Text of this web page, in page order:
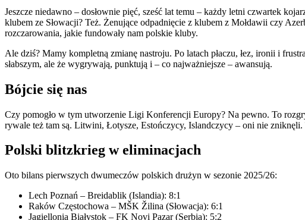
Jeszcze niedawno – dosłownie pięć, sześć lat temu – każdy letni czwartek
klubem ze Słowacji? Też. Żenujące odpadnięcie z klubem z Mołdawii czy
rozczarowania, jakie fundowały nam polskie kluby.
Ale dziś? Mamy kompletną zmianę nastroju. Po latach płaczu, łez, ironii i
słabszym, ale że wygrywają, punktują i – co najważniejsze – awansują.
Bójcie się nas
Czy pomogło w tym utworzenie Ligi Konferencji Europy? Na pewno. To
rywale też tam są. Litwini, Łotysze, Estończycy, Islandczycy – oni nie
Polski blitzkrieg w eliminacjach
Oto bilans pierwszych dwumeczów polskich drużyn w sezonie 2025/26:
Lech Poznań – Breidablik (Islandia): 8:1
Raków Częstochowa – MŠK Žilina (Słowacja): 6:1
Jagiellonia Białystok – FK Novi Pazar (Serbia): 5:2